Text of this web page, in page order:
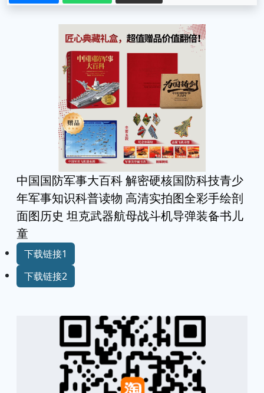
中国国防军事大百科 解密硬核国防科技青少
年军事知识科普读物 高清实拍图全彩手绘剖
面图历史 坦克武器航母战斗机导弹装备书儿
童
下载链接1
下载链接2